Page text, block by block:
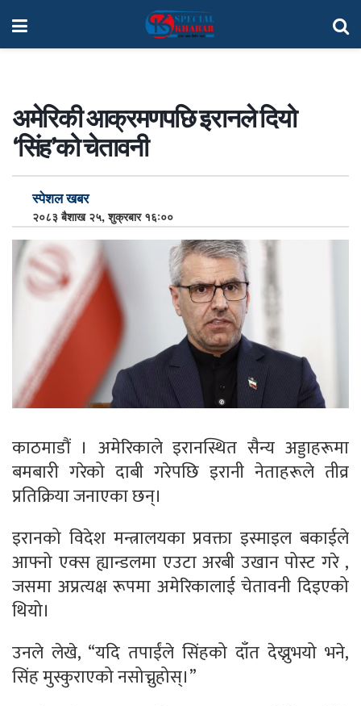
अमेरिकी आक्रमणपछि इरानले दियो
‘सिंह’को चेतावनी
स्पेशल खबर
२०८३ बैशाख २५, शुक्रबार १६:००
काठमाडौं । अमेरिकाले इरानस्थित सैन्य अड्डाहरूमा
बमबारी गरेको दाबी गरेपछि इरानी नेताहरूले तीव्र
प्रतिक्रिया जनाएका छन्।
इरानको विदेश मन्त्रालयका प्रवक्ता इस्माइल बकाईले
आफ्नो एक्स ह्यान्डलमा एउटा अरबी उखान पोस्ट गरे ,
जसमा अप्रत्यक्ष रूपमा अमेरिकालाई चेतावनी दिइएको
थियो।
उनले लेखे, “यदि तपाईंले सिंहको दाँत देख्नुभयो भने,
सिंह मुस्कुराएको नसोच्नुहोस्।”